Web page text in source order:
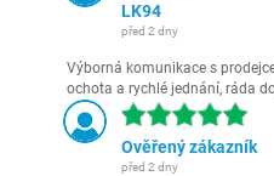
LK94
před 2 dny
Výborná komunikace s
ochota a rychlé jednání, ráda
Ověřený zákazník
před 2 dny